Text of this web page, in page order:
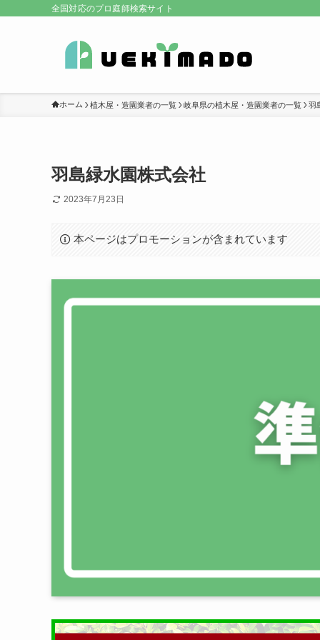
全国対応のプロ庭師検索サイト
ホーム 植木屋・造園業者の一覧 岐阜県の植木屋・造園業者の一覧 羽
羽島緑水園株式会社
2023年7月23日
本ページはプロモーションが含まれています